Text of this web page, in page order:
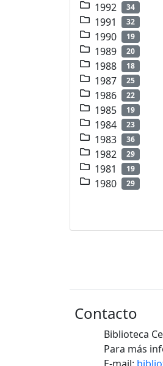
1992 34
1991 32
1990 19
1989 20
1988 18
1987 25
1986 22
1985 19
1984 23
1983 36
1982 29
1981 19
1980 29
Contacto
Biblioteca
Para más